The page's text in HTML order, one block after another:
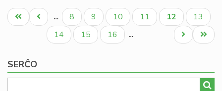
Pagination
Unua
paĝo
Antaŭa
paĝo
… Paĝo
8 Paĝo
9 Paĝo
10 Paĝo
11
Aktuala
paĝo
12 Paĝo
13
Paĝo
14 Paĝo
15 Paĝo
16 …
Last
page
Next
page
SERĈO